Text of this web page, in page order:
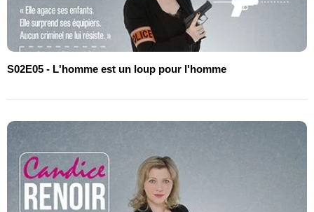
S02E05 - L'homme est un loup pour l'homme